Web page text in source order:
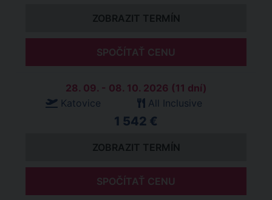
ZOBRAZIT TERMÍN
SPOČÍTAŤ CENU
28. 09. - 08. 10. 2026 (11 dní)
Katovice
All Inclusive
1 542 €
ZOBRAZIT TERMÍN
SPOČÍTAŤ CENU